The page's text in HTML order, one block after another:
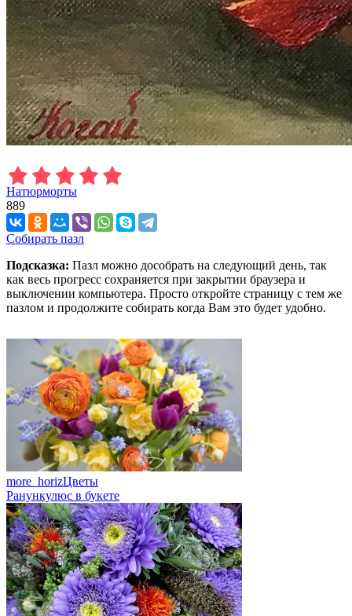
Натюрморты
889
Собирать пазл
Подсказка: Пазл можно дособрать на следующий день, так
как весь прогресс сохраняется при закрытии браузера и
выключении компьютера. Просто откройте страницу с тем же
пазлом и продолжите собирать когда Вам это будет удобно.
more_horizЦветы
Ранункулюс в букете